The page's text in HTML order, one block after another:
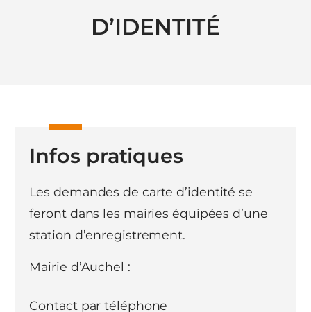
D’IDENTITÉ
Infos pratiques
Les demandes de carte d’identité se
feront dans les mairies équipées d’une
station d’enregistrement.
Mairie d’Auchel :
Contact par téléphone